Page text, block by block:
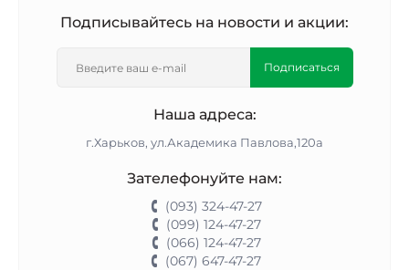
Подписывайтесь на новости и акции:
Подписаться
Наша адреса:
г.Харьков, ул.Академика Павлова,120а
Зателефонуйте нам:
(093) 324-47-27
(099) 124-47-27
(066) 124-47-27
(067) 647-47-27